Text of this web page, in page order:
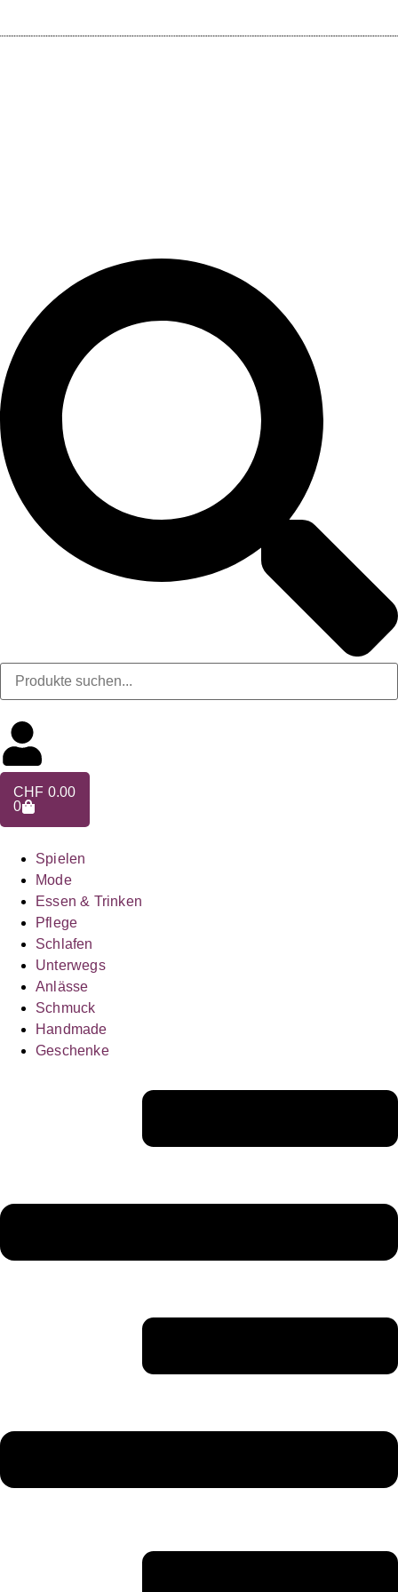
CHF 0.00
0
Spielen
Mode
Essen & Trinken
Pflege
Schlafen
Unterwegs
Anlässe
Schmuck
Handmade
Geschenke